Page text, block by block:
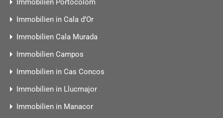
Immobilien Portocolom
Immobilien in Cala d’Or
Immobilien Cala Murada
Immobilien Campos
Immobilien in Cas Concos
Immobilien in Llucmajor
Immobilien in Manacor